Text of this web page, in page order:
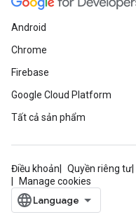
Android
Chrome
Firebase
Google Cloud Platform
Tất cả sản phẩm
Điều khoản Quyền riêng tư
Manage cookies